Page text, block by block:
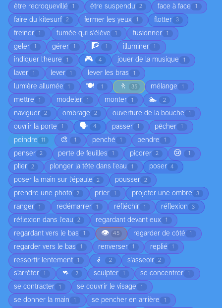
être recroquevillé 1 être suspendu 2 face à face 1
faire du kitesurf 2 fermer les yeux 1 flotter 3
freiner 1 fumée qui s'élève 1 fusionner 1
geler 1 gérer 1 🧗 1 illuminer 1
indiquer l'heure 1 🎮 4 jouer de la musique 1
laver 1 lever 1 lever les bras 1
lumière allumée 1 🍽️ 1 🚶 35 mélange 1
mettre 1 modeler 1 monter 1 🏊 2
naviguer 2 ombrage 2 ouverture de la bouche 1
ouvrir la porte 1 🗣️ 4 passer 1 pêcher 1
peindre 11 🎨 1 penché 1 pendre 1
penser 2 perte de feuilles 1 picorer 2 😢 1
plier 2 plonger la tête dans l'eau 1 poser 4
poser la main sur l'épaule 2 pousser 2
prendre une photo 2 prier 1 projeter une ombre 3
ranger 1 redémarrer 1 réfléchir 1 réflexion 3
réflexion dans l'eau 2 regardant devant eux 1
regardant vers le bas 1 👁️ 45 regarder de côté 1
regarder vers le bas 1 renverser 1 replié 1
ressortir lentement 1 🧎 2 s'asseoir 2
s’arrêter 1 🦘 2 sculpter 1 se concentrer 1
se contracter 1 se couvrir le visage 1
se donner la main 1 se pencher en arrière 1